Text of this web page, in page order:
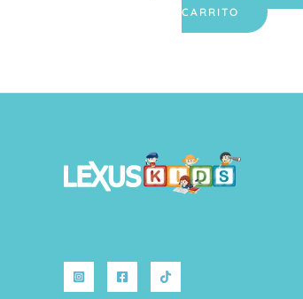
CARRITO